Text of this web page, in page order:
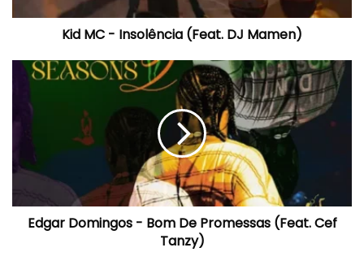
Kid MC - Insolência (Feat. DJ Mamen)
Edgar
Domingos
Promessas
(Feat.
Tanzy)
Edgar Domingos - Bom De Promessas (Feat. Cef
Tanzy)